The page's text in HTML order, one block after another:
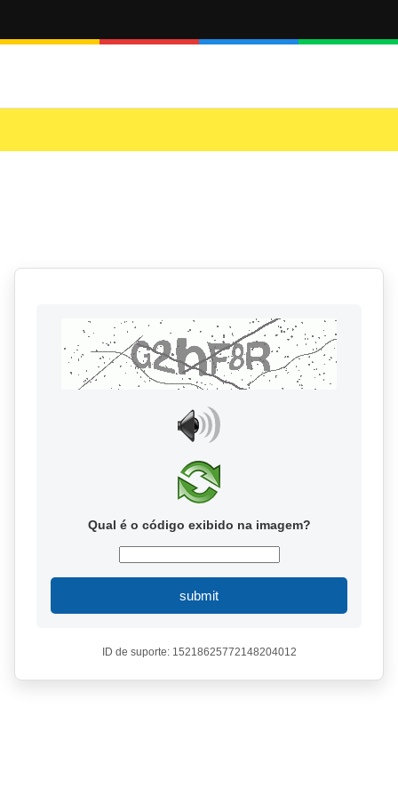
Qual é o código exibido na imagem?
submit
ID de suporte: 15218625772148204012